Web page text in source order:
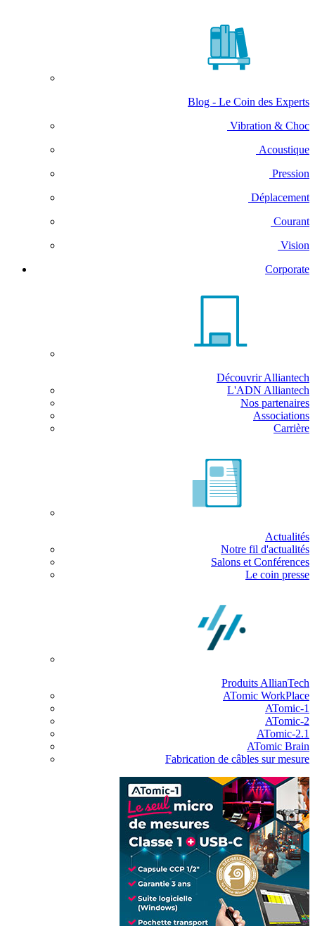
Blog - Le Coin des Experts
Vibration & Choc
Acoustique
Pression
Déplacement
Courant
Vision
Corporate
Découvrir Alliantech
L'ADN Alliantech
Nos partenaires
Associations
Carrière
Actualités
Notre fil d'actualités
Salons et Conférences
Le coin presse
Produits AllianTech
ATomic WorkPlace
ATomic-1
ATomic-2
ATomic-2.1
ATomic Brain
Fabrication de câbles sur mesure